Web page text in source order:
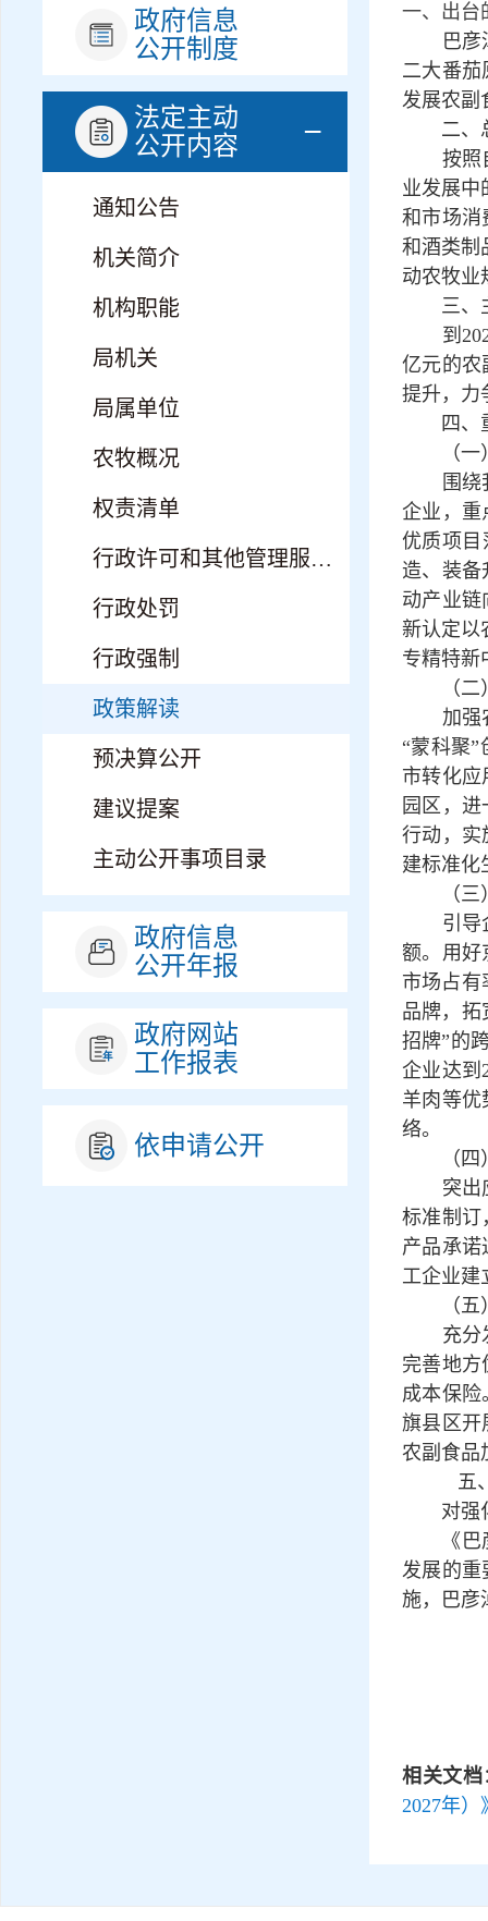
政府信息
公开制度
法定主动
公开内容
通知公告
机关简介
机构职能
局机关
局属单位
农牧概况
权责清单
行政许可和其他管理服务事项
行政处罚
行政强制
政策解读
预决算公开
建议提案
主动公开事项目录
政府信息
公开年报
政府网站
工作报表
依申请公开
一、出台
巴彦淖
二大番茄
发展农副
二、
按照自
业发展中
和市场消
和酒类制
动农牧业
三、
到2027
亿元的农
提升，力
四、
（一）
围绕我
企业，重
优质项目
造、装备
动产业链
新认定以
专精特新
（二）
加强农
“蒙科聚
市转化应
园区，
行动，实
建标准化
（三）
引导企
额。用好
市场占有
品牌，拓
招牌”的
企业达到
羊肉等优
络。
（四）
突出应
标准制订
产品承诺
工企业建
（五）
充分发
完善地方
成本保险
旗县区开
农副食
五、健
对强化
《巴彦
发展的重
施，巴彦
相关文档
2027年